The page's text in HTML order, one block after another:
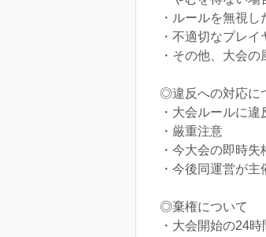
・ルールを無視
・不適切なプレ
・その他、大会
◎違反への対応に
・大会ルールに
・厳重注意
・今大会の即時失
・今後同運営が
◎棄権について
・大会開始の24